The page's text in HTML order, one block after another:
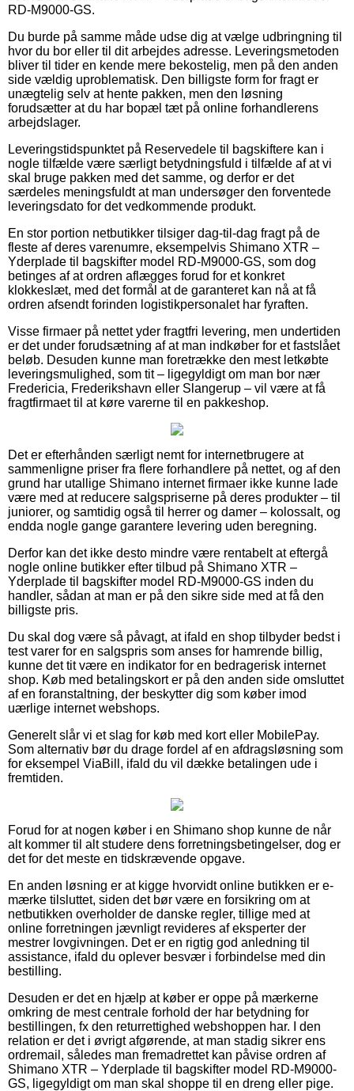
RD-M9000-GS.
Du burde på samme måde udse dig at vælge udbringning til
hvor du bor eller til dit arbejdes adresse. Leveringsmetoden
bliver til tider en kende mere bekostelig, men på den anden
side vældig uproblematisk. Den billigste form for fragt er
unægtelig selv at hente pakken, men den løsning
forudsætter at du har bopæl tæt på online forhandlerens
arbejdslager.
Leveringstidspunktet på Reservedele til bagskiftere kan i
nogle tilfælde være særligt betydningsfuld i tilfælde af at vi
skal bruge pakken med det samme, og derfor er det
særdeles meningsfuldt at man undersøger den forventede
leveringsdato for det vedkommende produkt.
En stor portion netbutikker tilsiger dag-til-dag fragt på de
fleste af deres varenumre, eksempelvis Shimano XTR –
Yderplade til bagskifter model RD-M9000-GS, som dog
betinges af at ordren aflægges forud for et konkret
klokkeslæt, med det formål at de garanteret kan nå at få
ordren afsendt forinden logistikpersonalet har fyraften.
Visse firmaer på nettet yder fragtfri levering, men undertiden
er det under forudsætning af at man indkøber for et fastslået
beløb. Desuden kunne man foretrække den mest letkøbte
leveringsmulighed, som tit – ligegyldigt om man bor nær
Fredericia, Frederikshavn eller Slangerup – vil være at få
fragtfirmaet til at køre varerne til en pakkeshop.
Det er efterhånden særligt nemt for internetbrugere at
sammenligne priser fra flere forhandlere på nettet, og af den
grund har utallige Shimano internet firmaer ikke kunne lade
være med at reducere salgspriserne på deres produkter – til
juniorer, og samtidig også til herrer og damer – kolossalt, og
endda nogle gange garantere levering uden beregning.
Derfor kan det ikke desto mindre være rentabelt at eftergå
nogle online butikker efter tilbud på Shimano XTR –
Yderplade til bagskifter model RD-M9000-GS inden du
handler, sådan at man er på den sikre side med at få den
billigste pris.
Du skal dog være så påvagt, at ifald en shop tilbyder bedst i
test varer for en salgspris som anses for hamrende billig,
kunne det tit være en indikator for en bedragerisk internet
shop. Køb med betalingskort er på den anden side omsluttet
af en foranstaltning, der beskytter dig som køber imod
uærlige internet webshops.
Generelt slår vi et slag for køb med kort eller MobilePay.
Som alternativ bør du drage fordel af en afdragsløsning som
for eksempel ViaBill, ifald du vil dække betalingen ude i
fremtiden.
Forud for at nogen køber i en Shimano shop kunne de når
alt kommer til alt studere dens forretningsbetingelser, dog er
det for det meste en tidskrævende opgave.
En anden løsning er at kigge hvorvidt online butikken er e-
mærke tilsluttet, siden det bør være en forsikring om at
netbutikken overholder de danske regler, tillige med at
online forretningen jævnligt revideres af eksperter der
mestrer lovgivningen. Det er en rigtig god anledning til
assistance, ifald du oplever besvær i forbindelse med din
bestilling.
Desuden er det en hjælp at køber er oppe på mærkerne
omkring de mest centrale forhold der har betydning for
bestillingen, fx den returrettighed webshoppen har. I den
relation er det i øvrigt afgørende, at man stadig sikrer ens
ordremail, således man fremadrettet kan påvise ordren af
Shimano XTR – Yderplade til bagskifter model RD-M9000-
GS, ligegyldigt om man skal shoppe til en dreng eller pige.